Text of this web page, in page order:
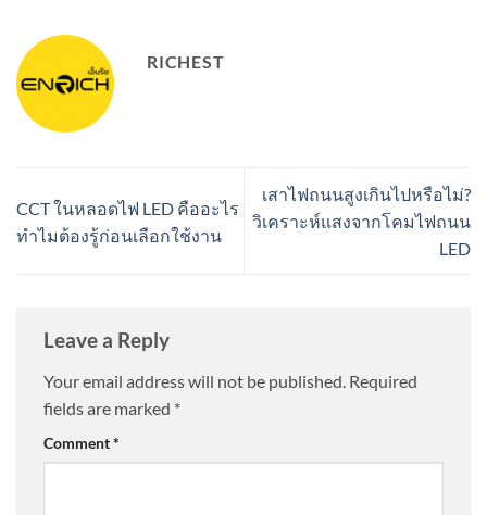
RICHEST
CCT ในหลอดไฟ LED คืออะไร
ทำไมต้องรู้ก่อนเลือกใช้งาน
เสาไฟถนนสูงเกินไปหรือไม่?
วิเคราะห์แสงจากโคมไฟถนน
LED
Leave a Reply
Your email address will not be published. Required
fields are marked *
Comment*